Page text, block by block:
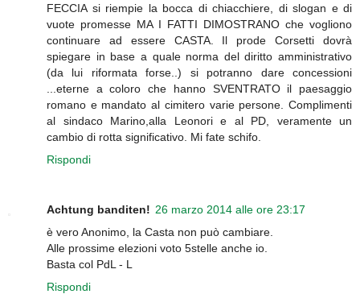
FECCIA si riempie la bocca di chiacchiere, di slogan e di
vuote promesse MA I FATTI DIMOSTRANO che vogliono
continuare ad essere CASTA. Il prode Corsetti dovrà
spiegare in base a quale norma del diritto amministrativo
(da lui riformata forse..) si potranno dare concessioni
...eterne a coloro che hanno SVENTRATO il paesaggio
romano e mandato al cimitero varie persone. Complimenti
al sindaco Marino,alla Leonori e al PD, veramente un
cambio di rotta significativo. Mi fate schifo.
Rispondi
Achtung banditen! 26 marzo 2014 alle ore 23:17
è vero Anonimo, la Casta non può cambiare.
Alle prossime elezioni voto 5stelle anche io.
Basta col PdL - L
Rispondi